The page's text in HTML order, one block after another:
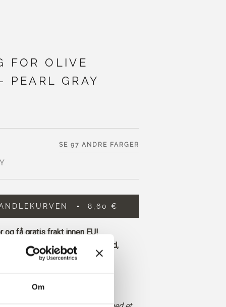
Om
FOR OLIVE
PEARL GRAY
SE 97 ANDRE FARGER
8,60 €
og få gratis frakt innen EU!
legges inn før kl. 13.00 norsk tid,
melangeeffekt.